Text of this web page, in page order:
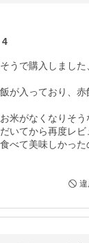
4
うで購入しまし
が入っており、
米がなくなりそ
いてから再度レビ